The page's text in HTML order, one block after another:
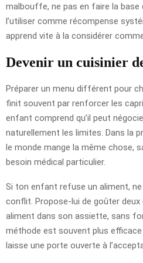
malbouffe, ne pas en faire la base
l’utiliser comme récompense
apprend vite à la considérer
Devenir un cuisinier
Préparer un menu différent pour
finit souvent par renforcer les
enfant comprend qu’il peut
naturellement les limites. Dans la
le monde mange la même chose,
besoin médical particulier.
Si ton enfant refuse un aliment,
conflit. Propose-lui de goûter
aliment dans son assiette, sans
méthode est souvent plus efficace
laisse une porte ouverte à